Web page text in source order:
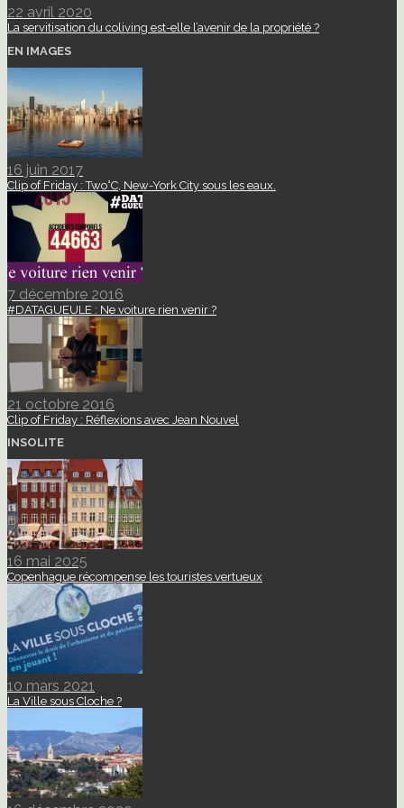
22 avril 2020
La servitisation du coliving est-elle l’avenir de la propriété ?
EN IMAGES
16 juin 2017
Clip of Friday : Two°C, New-York City sous les eaux.
7 décembre 2016
#DATAGUEULE : Ne voiture rien venir ?
21 octobre 2016
Clip of Friday : Réflexions avec Jean Nouvel
INSOLITE
16 mai 2025
Copenhague récompense les touristes vertueux
10 mars 2021
La Ville sous Cloche ?